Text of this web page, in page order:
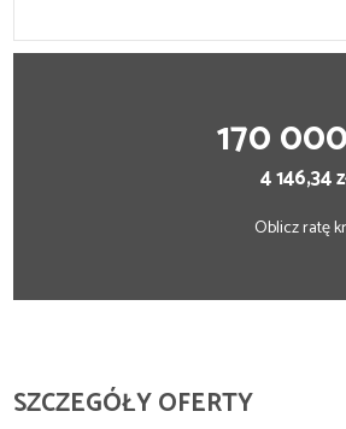
170
4 146,34
Oblicz ratę
SZCZEGÓŁY OFERTY